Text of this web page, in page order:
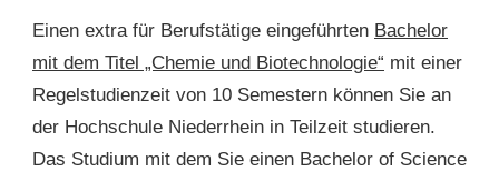
Einen extra für Berufstätige eingeführten Bachelor
mit dem Titel „Chemie und Biotechnologie“ mit einer
Regelstudienzeit von 10 Semestern können Sie an
der Hochschule Niederrhein in Teilzeit studieren.
Das Studium mit dem Sie einen Bachelor of Science